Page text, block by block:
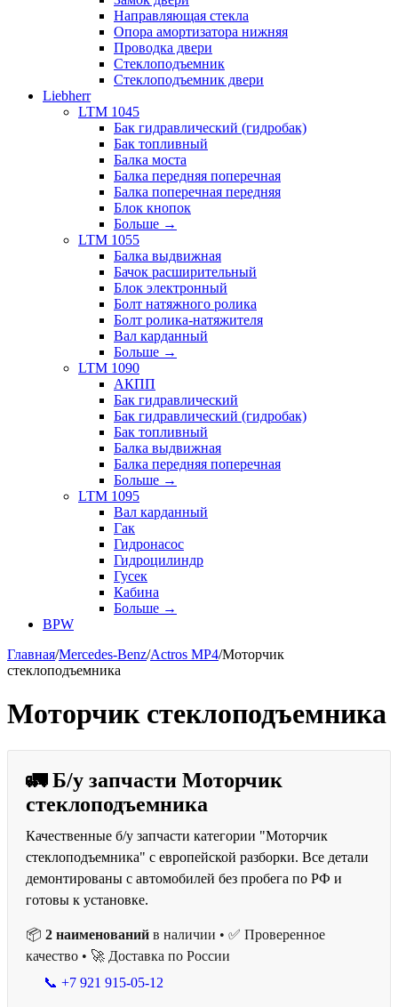
Направляющая стекла
Опора амортизатора нижняя
Проводка двери
Стеклоподъемник
Стеклоподъемник двери
Liebherr
LTM 1045
Бак гидравлический (гидробак)
Бак топливный
Балка моста
Балка передняя поперечная
Балка поперечная передняя
Блок кнопок
Больше →
LTM 1055
Балка выдвижная
Бачок расширительный
Блок электронный
Болт натяжного ролика
Болт ролика-натяжителя
Вал карданный
Больше →
LTM 1090
АКПП
Бак гидравлический
Бак гидравлический (гидробак)
Бак топливный
Балка выдвижная
Балка передняя поперечная
Больше →
LTM 1095
Вал карданный
Гак
Гидронасос
Гидроцилиндр
Гусек
Кабина
Больше →
BPW
Главная/Mercedes-Benz/Actros MP4/Моторчик
стеклоподъемника
Моторчик стеклоподъемника
🚛 Б/у запчасти Моторчик
стеклоподъемника
Качественные б/у запчасти категории "Моторчик
стеклоподъемника" с европейской разборки. Все детали
демонтированы с автомобилей без пробега по РФ и
готовы к установке.
📦 2 наименований в наличии • ✅ Проверенное
качество • 🚀 Доставка по России
📞 +7 921 915-05-12